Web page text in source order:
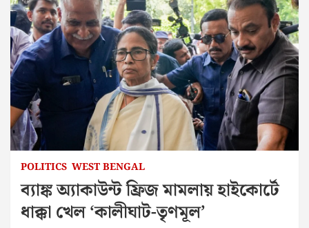
POLITICS WEST BENGAL
ব্যাঙ্ক অ্যাকাউন্ট ফ্রিজ মামলায় হাইকোর্টে
ধাক্কা খেল ‘কালীঘাট-তৃণমূল’